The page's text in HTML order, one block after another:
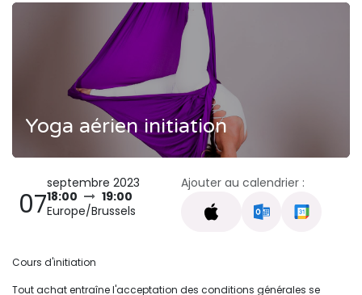
Yoga aérien initiation
07
septembre 2023
18:00
19:00
Europe/Brussels
Ajouter au calendrier :
Cours d'initiation
Tout achat entraîne l'acceptation des conditions générales se